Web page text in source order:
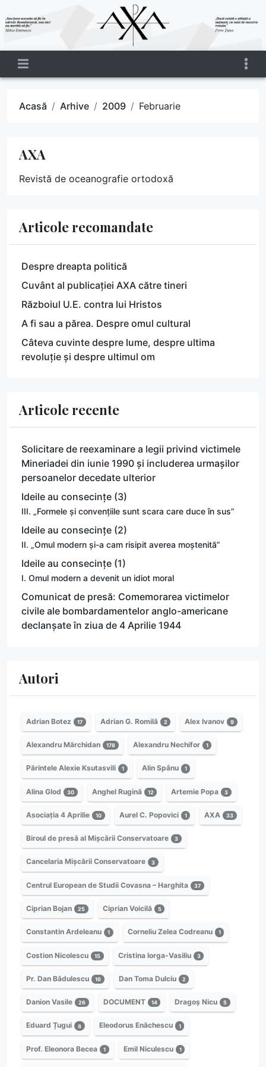
Acasă Arhive 2009 Februarie
AXA
Revistă de oceanografie ortodoxă
Articole recomandate
Despre dreapta politică
Cuvânt al publicației AXA către tineri
Războiul U.E. contra lui Hristos
A fi sau a părea. Despre omul cultural
Câteva cuvinte despre lume, despre ultima
revoluție și despre ultimul om
Articole recente
Solicitare de reexaminare a legii privind victimele
Mineriadei din iunie 1990 și includerea urmașilor
persoanelor decedate ulterior
Ideile au consecințe (3)
III. „Formele și convențiile sunt scara care duce în sus”
Ideile au consecințe (2)
II. „Omul modern și-a cam risipit averea moștenită”
Ideile au consecințe (1)
I. Omul modern a devenit un idiot moral
Comunicat de presă: Comemorarea victimelor
civile ale bombardamentelor anglo-americane
declanșate în ziua de 4 Aprilie 1944
Autori
Adrian Botez 17 Adrian G. Romilă 2 Alex Ivanov 9
Alexandru Mărchidan 178 Alexandru Nechifor 1
Părintele Alexie Ksutasvili 1 Alin Spânu 1
Alina Glod 30 Anghel Rugină 12 Artemie Popa 3
Asociația 4 Aprilie 10 Aurel C. Popovici 1 AXA 33
Biroul de presă al Mișcării Conservatoare 3
Cancelaria Mișcării Conservatoare 3
Centrul European de Studii Covasna – Harghita 37
Ciprian Bojan 25 Ciprian Voicilă 5
Constantin Ardeleanu 1 Corneliu Zelea Codreanu 1
Costion Nicolescu 15 Cristina Iorga-Vasiliu 3
Pr. Dan Bădulescu 16 Dan Toma Dulciu 2
Danion Vasile 26 DOCUMENT 14 Dragoș Nicu 5
Eduard Țugui 8 Eleodorus Enăchescu 1
Prof. Eleonora Becea 1 Emil Niculescu 1